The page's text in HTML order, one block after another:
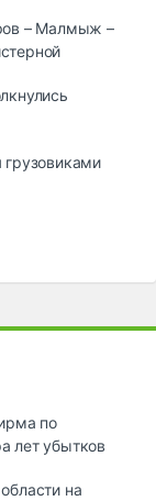
– Малмыж –
по
лет убытков
на